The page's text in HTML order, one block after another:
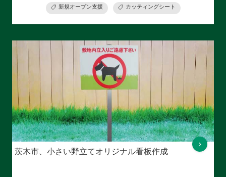
新規オープン支援 カッティングシート
茨木市、小さい野立てオリジナル看板作成